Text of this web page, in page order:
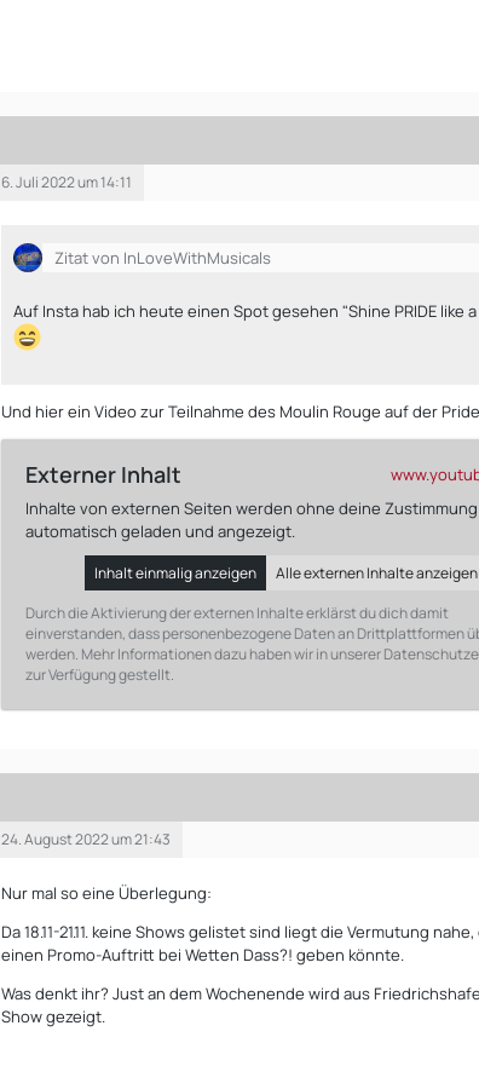
6. Juli 2022 um 14:11
Zitat von InLoveWithMusicals
Auf Insta hab ich heute einen Spot gesehen "Shine PRIDE like
Und hier ein Video zur Teilnahme des Moulin Rouge auf der
Externer Inhalt
Inhalte von externen Seiten werden ohne deine
automatisch geladen und angezeigt.
Inhalt einmalig anzeigen
Alle externen Inhalte anzeigen
Durch die Aktivierung der externen Inhalte erklärst du dich damit
einverstanden, dass personenbezogene Daten an Drittplattformen
werden. Mehr Informationen dazu haben wir in unserer
zur Verfügung gestellt.
24. August 2022 um 21:43
Nur mal so eine Überlegung:
Da 18.11-21.11. keine Shows gelistet sind liegt die Vermutung
einen Promo-Auftritt bei Wetten Dass?! geben könnte.
Was denkt ihr? Just an dem Wochenende wird aus
Show gezeigt.